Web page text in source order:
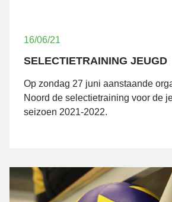
16/06/21
SELECTIETRAINING JEUGD
Op zondag 27 juni aanstaande
Noord de selectietraining voor de
seizoen 2021-2022.